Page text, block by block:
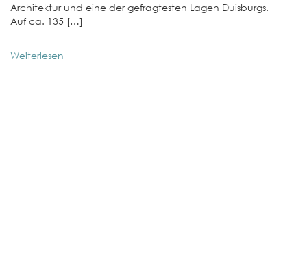
Architektur und eine der gefragtesten Lagen Duisburgs.
Auf ca. 135 […]
Weiterlesen